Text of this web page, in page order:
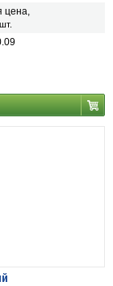
цена,